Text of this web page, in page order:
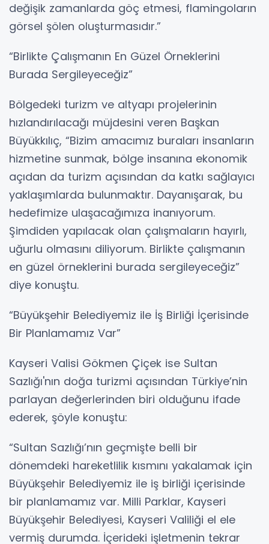
değişik zamanlarda göç etmesi, flamingoların
görsel şölen oluşturmasıdır.”
“Birlikte Çalışmanın En Güzel Örneklerini
Burada Sergileyeceğiz”
Bölgedeki turizm ve altyapı projelerinin
hızlandırılacağı müjdesini veren Başkan
Büyükkılıç, “Bizim amacımız buraları insanların
hizmetine sunmak, bölge insanına ekonomik
açıdan da turizm açısından da katkı sağlayıcı
yaklaşımlarda bulunmaktır. Dayanışarak, bu
hedefimize ulaşacağımıza inanıyorum.
Şimdiden yapılacak olan çalışmaların hayırlı,
uğurlu olmasını diliyorum. Birlikte çalışmanın
en güzel örneklerini burada sergileyeceğiz”
diye konuştu.
“Büyükşehir Belediyemiz ile İş Birliği İçerisinde
Bir Planlamamız Var”
Kayseri Valisi Gökmen Çiçek ise Sultan
Sazlığı'nın doğa turizmi açısından Türkiye’nin
parlayan değerlerinden biri olduğunu ifade
ederek, şöyle konuştu:
“Sultan Sazlığı’nın geçmişte belli bir
dönemdeki hareketlilik kısmını yakalamak için
Büyükşehir Belediyemiz ile iş birliği içerisinde
bir planlamamız var. Milli Parklar, Kayseri
Büyükşehir Belediyesi, Kayseri Valiliği el ele
vermiş durumda. İçerideki işletmenin tekrar